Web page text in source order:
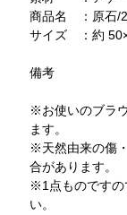
商品名 ：原石/
サイズ ：約
備考
※お使いのブラ
ます。
※天然由来の傷
合があります。
※1点ものですの
い。